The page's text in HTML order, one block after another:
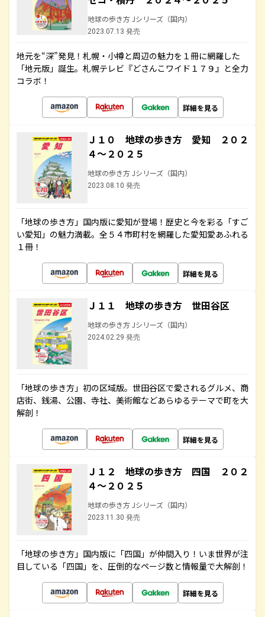
地球の歩き方 Jシリーズ（国内）
2023.07.13 発売
地元を“深”発見！札幌・小樽と周辺の魅力を１冊に網羅した
「地元版」誕生。札幌テレビ『どさんこワイド１７９』と全力
コラボ！
詳細を見る
Ｊ１０ 地球の歩き方 愛知 ２０２
４～２０２５
地球の歩き方 Jシリーズ（国内）
2023.08.10 発売
「地球の歩き方」国内版に愛知が登場！歴史と今を彩る「すご
い愛知」の魅力満載。全５４市町村を網羅した愛知愛あふれる
１冊！
詳細を見る
Ｊ１１ 地球の歩き方 世田谷区
地球の歩き方 Jシリーズ（国内）
2024.02.29 発売
「地球の歩き方」初の区域版。世田谷区で愛されるグルメ、商
店街、銭湯、公園、寺社、美術館などあらゆるテーマで町を大
解剖！
詳細を見る
Ｊ１２ 地球の歩き方 四国 ２０２
４～２０２５
地球の歩き方 Jシリーズ（国内）
2023.11.30 発売
「地球の歩き方」国内版に「四国」が仲間入り！いま世界が注
目している「四国」を、圧倒的なページ数と情報量で大解剖！
詳細を見る